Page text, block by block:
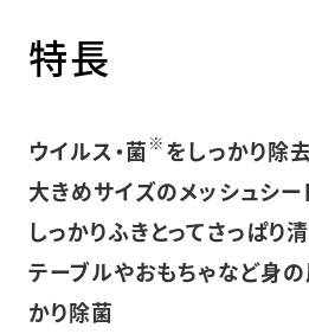
特長
ウイルス・菌 ※ をしっかり除
大きめサイズのメッシュシー
しっかりふきとってさっぱり
テーブルやおもちゃなど身
かり除菌